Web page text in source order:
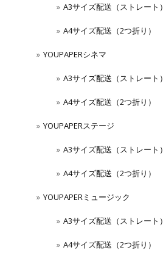
A3サイズ配送（ストレート）
A4サイズ配送（2つ折り）
YOUPAPERシネマ
A3サイズ配送（ストレート）
A4サイズ配送（2つ折り）
YOUPAPERステージ
A3サイズ配送（ストレート）
A4サイズ配送（2つ折り）
YOUPAPERミュージック
A3サイズ配送（ストレート）
A4サイズ配送（2つ折り）